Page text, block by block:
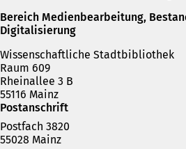
Bereich Medienbearbeitung,
Digitalisierung
Wissenschaftliche Stadtbibliothek
Raum 609
Rheinallee 3 B
55116 Mainz
Postanschrift
Postfach 3820
55028 Mainz